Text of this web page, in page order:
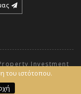
του ιστότοπου.
Investment
technology